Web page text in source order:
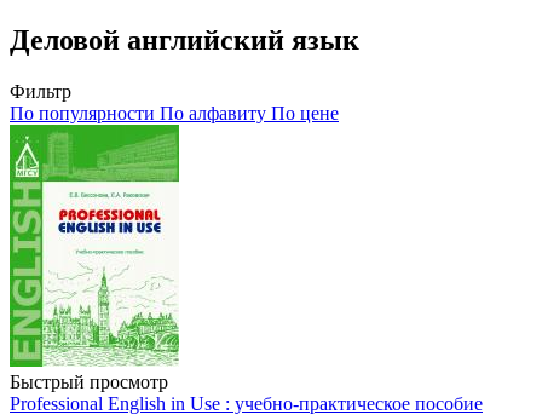
Деловой английский язык
Фильтр
По популярности По алфавиту По цене
Быстрый просмотр
Professional English in Use : учебно-практическое пособие